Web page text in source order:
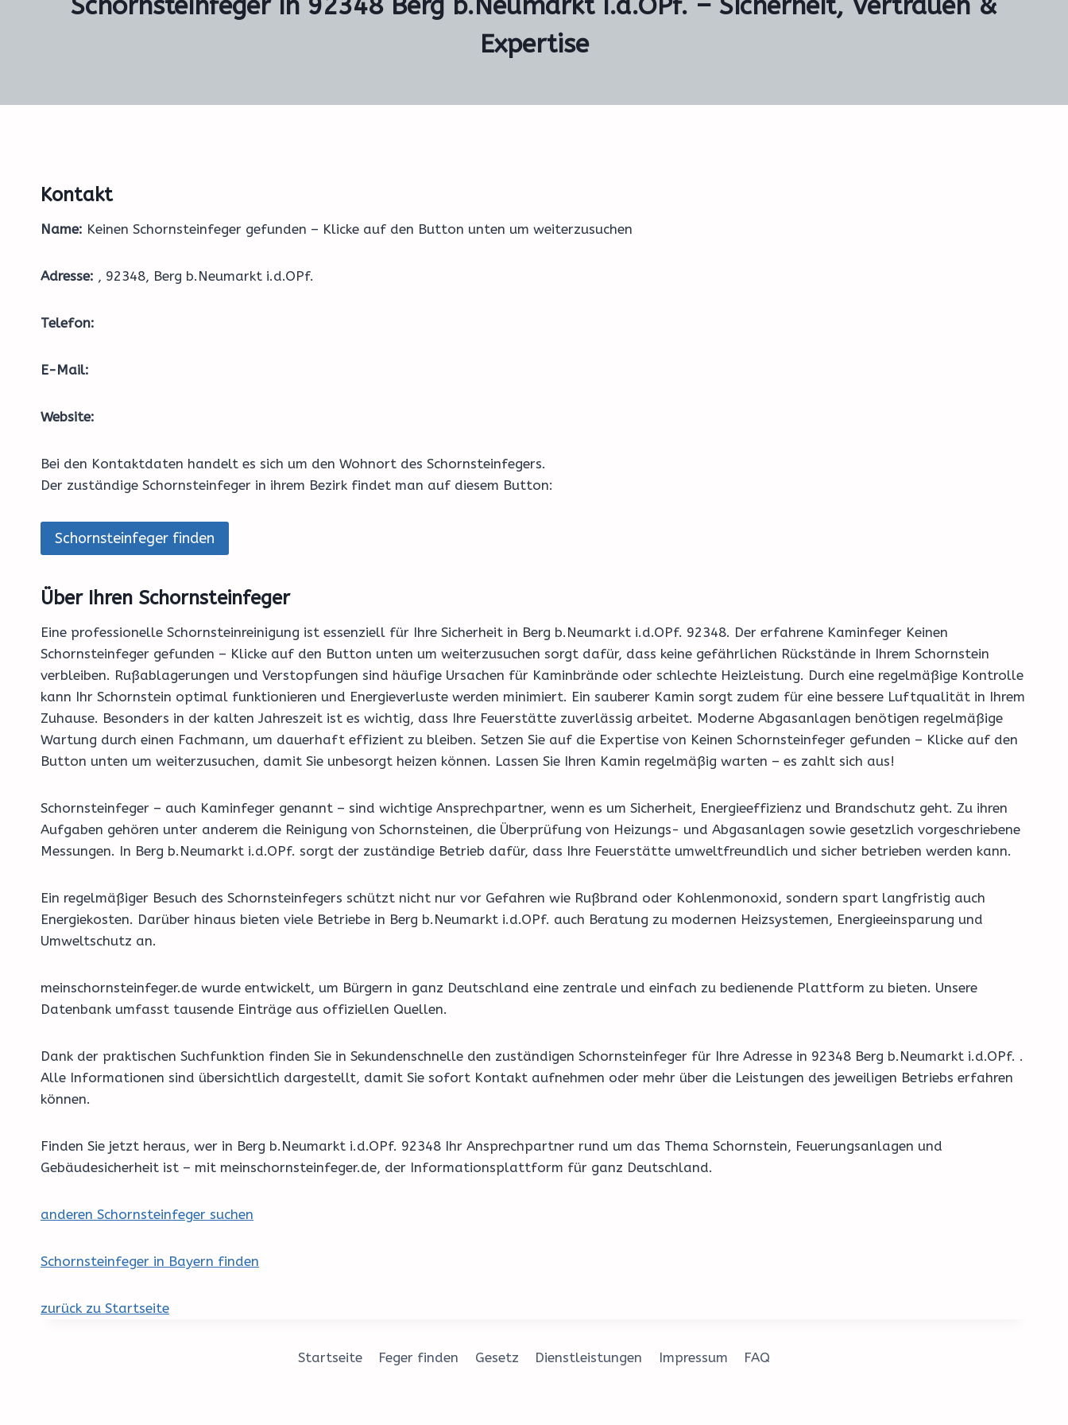
Schornsteinfeger in 92348 Berg b.Neumarkt i.d.OPf. – Sicherheit, Vertrauen &
Expertise
Kontakt
Name: Keinen Schornsteinfeger gefunden – Klicke auf den Button unten um weiterzusuchen
Adresse: , 92348, Berg b.Neumarkt i.d.OPf.
Telefon:
E-Mail:
Website:
Bei den Kontaktdaten handelt es sich um den Wohnort des Schornsteinfegers.
Der zuständige Schornsteinfeger in ihrem Bezirk findet man auf diesem Button:
Schornsteinfeger finden
Über Ihren Schornsteinfeger
Eine professionelle Schornsteinreinigung ist essenziell für Ihre Sicherheit in Berg b.Neumarkt i.d.OPf. 92348. Der erfahrene Kaminfeger Keinen
Schornsteinfeger gefunden – Klicke auf den Button unten um weiterzusuchen sorgt dafür, dass keine gefährlichen Rückstände in Ihrem Schornstein
verbleiben. Rußablagerungen und Verstopfungen sind häufige Ursachen für Kaminbrände oder schlechte Heizleistung. Durch eine regelmäßige Kontrolle
kann Ihr Schornstein optimal funktionieren und Energieverluste werden minimiert. Ein sauberer Kamin sorgt zudem für eine bessere Luftqualität in Ihrem
Zuhause. Besonders in der kalten Jahreszeit ist es wichtig, dass Ihre Feuerstätte zuverlässig arbeitet. Moderne Abgasanlagen benötigen regelmäßige
Wartung durch einen Fachmann, um dauerhaft effizient zu bleiben. Setzen Sie auf die Expertise von Keinen Schornsteinfeger gefunden – Klicke auf den
Button unten um weiterzusuchen, damit Sie unbesorgt heizen können. Lassen Sie Ihren Kamin regelmäßig warten – es zahlt sich aus!
Schornsteinfeger – auch Kaminfeger genannt – sind wichtige Ansprechpartner, wenn es um Sicherheit, Energieeffizienz und Brandschutz geht. Zu ihren
Aufgaben gehören unter anderem die Reinigung von Schornsteinen, die Überprüfung von Heizungs- und Abgasanlagen sowie gesetzlich vorgeschriebene
Messungen. In Berg b.Neumarkt i.d.OPf. sorgt der zuständige Betrieb dafür, dass Ihre Feuerstätte umweltfreundlich und sicher betrieben werden kann.
Ein regelmäßiger Besuch des Schornsteinfegers schützt nicht nur vor Gefahren wie Rußbrand oder Kohlenmonoxid, sondern spart langfristig auch
Energiekosten. Darüber hinaus bieten viele Betriebe in Berg b.Neumarkt i.d.OPf. auch Beratung zu modernen Heizsystemen, Energieeinsparung und
Umweltschutz an.
meinschornsteinfeger.de wurde entwickelt, um Bürgern in ganz Deutschland eine zentrale und einfach zu bedienende Plattform zu bieten. Unsere
Datenbank umfasst tausende Einträge aus offiziellen Quellen.
Dank der praktischen Suchfunktion finden Sie in Sekundenschnelle den zuständigen Schornsteinfeger für Ihre Adresse in 92348 Berg b.Neumarkt i.d.OPf. .
Alle Informationen sind übersichtlich dargestellt, damit Sie sofort Kontakt aufnehmen oder mehr über die Leistungen des jeweiligen Betriebs erfahren
können.
Finden Sie jetzt heraus, wer in Berg b.Neumarkt i.d.OPf. 92348 Ihr Ansprechpartner rund um das Thema Schornstein, Feuerungsanlagen und
Gebäudesicherheit ist – mit meinschornsteinfeger.de, der Informationsplattform für ganz Deutschland.
anderen Schornsteinfeger suchen
Schornsteinfeger in Bayern finden
zurück zu Startseite
Startseite Feger finden Gesetz Dienstleistungen Impressum FAQ